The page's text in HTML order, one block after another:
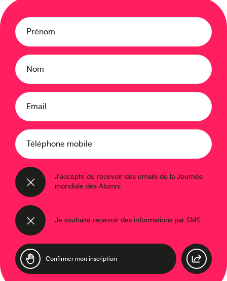
Prénom
Nom
Email
Téléphone mobile
J'accepte de recevoir des emails de la Journée
mondiale des Alumni
Je souhaite recevoir des informations par SMS
Europe
Moyen-Orient
Océanie